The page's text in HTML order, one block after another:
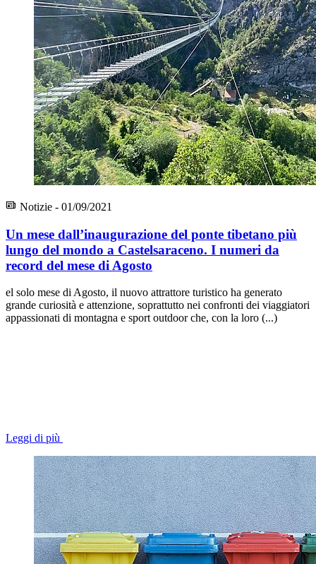
Notizie - 01/09/2021
Un mese dall’inaugurazione del ponte tibetano più
lungo del mondo a Castelsaraceno. I numeri da
record del mese di Agosto
el solo mese di Agosto, il nuovo attrattore turistico ha generato
grande curiosità e attenzione, soprattutto nei confronti dei viaggiatori
appassionati di montagna e sport outdoor che, con la loro (...)
Leggi di più